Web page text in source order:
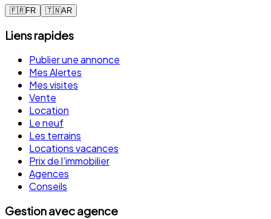
🇫🇷FR 🇹🇳AR
Liens rapides
Publier une annonce
Mes Alertes
Mes visites
Vente
Location
Le neuf
Les terrains
Locations vacances
Prix de l'immobilier
Agences
Conseils
Gestion avec agence